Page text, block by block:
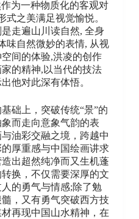
为一种物质化的客观对
式之美满足视觉愉悦。
走遍山川读自然, 全身
味自然微妙的表情, 从视
间的体验,洪凌的创作
的精神,以当代的技法
他对此深有体悟。
础上，突破传统“景”的
而走向意象气韵的表
油彩交融之境，跨越中
厚重感与中国绘画讲求
出超然纯净而又生机蓬
换，不仅需要深厚的文
的勇气与情感;除了勉
，又有勇气突破西方技
再现中国山水精神，在